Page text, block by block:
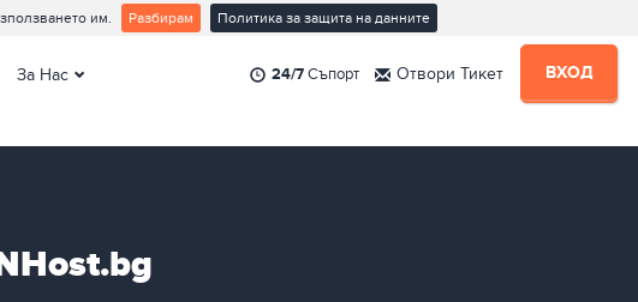
им. Разбирам Политика за защита на данните
За Нас
Блог
24/7Съпорт Отвори Тикет ВХОД